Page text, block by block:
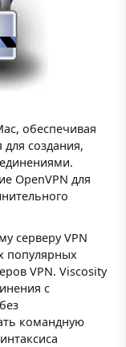
обеспечивая
создания,
OpenVPN для
серверу VPN
популярных
VPN. Viscosity
с
командную